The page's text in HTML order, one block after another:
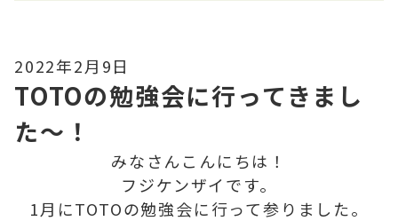
2022年2月9日
TOTOの勉強会に行ってきまし
た～！
みなさんこんにちは！
フジケンザイです。
1月にTOTOの勉強会に行って参りました。